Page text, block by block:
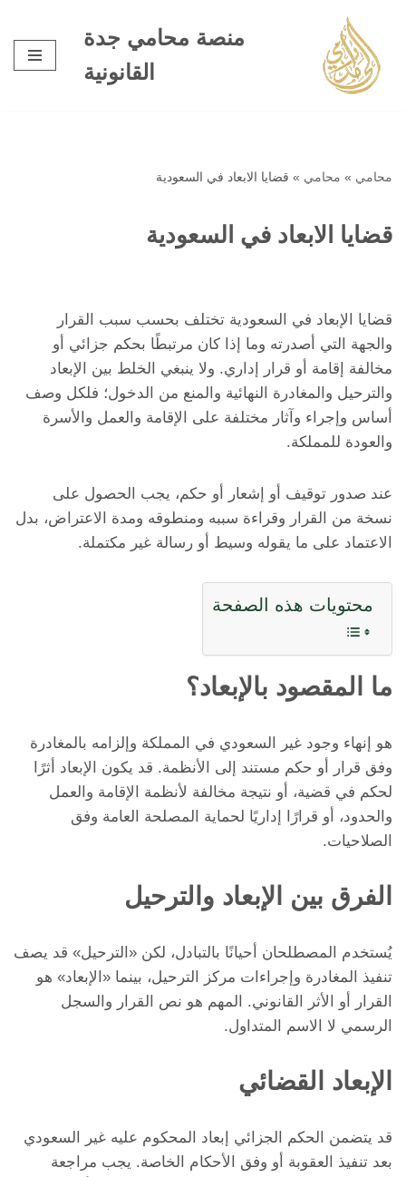
تخطى
إلى
المحتوى
منصة محامي جدة
القانونية
محامي » محامي » قضايا الابعاد في السعودية
قضايا الابعاد في السعودية
قضايا الإبعاد في السعودية تختلف بحسب سبب القرار
والجهة التي أصدرته وما إذا كان مرتبطًا بحكم جزائي أو
مخالفة إقامة أو قرار إداري. ولا ينبغي الخلط بين الإبعاد
والترحيل والمغادرة النهائية والمنع من الدخول؛ فلكل وصف
أساس وإجراء وآثار مختلفة على الإقامة والعمل والأسرة
والعودة للمملكة.
عند صدور توقيف أو إشعار أو حكم، يجب الحصول على
نسخة من القرار وقراءة سببه ومنطوقه ومدة الاعتراض، بدل
الاعتماد على ما يقوله وسيط أو رسالة غير مكتملة.
محتويات هذه الصفحة
ما المقصود بالإبعاد؟
هو إنهاء وجود غير السعودي في المملكة وإلزامه بالمغادرة
وفق قرار أو حكم مستند إلى الأنظمة. قد يكون الإبعاد أثرًا
لحكم في قضية، أو نتيجة مخالفة لأنظمة الإقامة والعمل
والحدود، أو قرارًا إداريًا لحماية المصلحة العامة وفق
الصلاحيات.
الفرق بين الإبعاد والترحيل
يُستخدم المصطلحان أحيانًا بالتبادل، لكن «الترحيل» قد يصف
تنفيذ المغادرة وإجراءات مركز الترحيل، بينما «الإبعاد» هو
القرار أو الأثر القانوني. المهم هو نص القرار والسجل
الرسمي لا الاسم المتداول.
الإبعاد القضائي
قد يتضمن الحكم الجزائي إبعاد المحكوم عليه غير السعودي
بعد تنفيذ العقوبة أو وفق الأحكام الخاصة. يجب مراجعة